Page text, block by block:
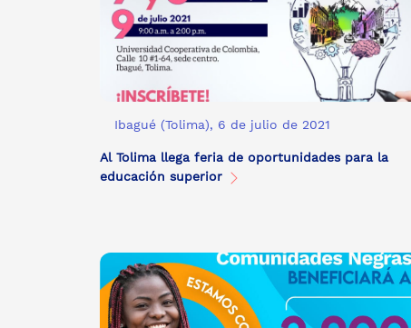
Ibagué (Tolima), 6 de julio de 2021
Al Tolima llega feria de oportunidades para la
educación superior